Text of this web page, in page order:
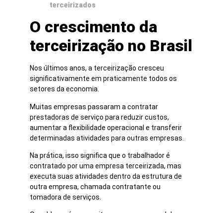
terceirizados
O crescimento da
terceirização no Brasil
Nos últimos anos, a terceirização cresceu
significativamente em praticamente todos os
setores da economia.
Muitas empresas passaram a contratar
prestadoras de serviço para reduzir custos,
aumentar a flexibilidade operacional e transferir
determinadas atividades para outras empresas.
Na prática, isso significa que o trabalhador é
contratado por uma empresa terceirizada, mas
executa suas atividades dentro da estrutura de
outra empresa, chamada contratante ou
tomadora de serviços.